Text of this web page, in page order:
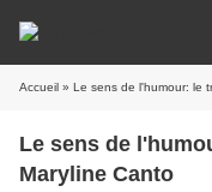
Accueil » Le sens de l'humour: le
Le sens de
Maryline Canto